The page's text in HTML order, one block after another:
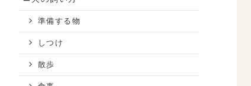
準備する物
しつけ
散歩